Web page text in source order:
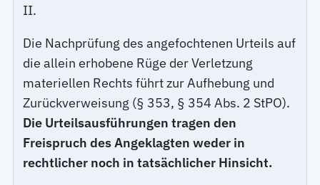
II.
Die Nachprüfung des angefochtenen Urteils auf
die allein erhobene Rüge der Verletzung
materiellen Rechts führt zur Aufhebung und
Zurückverweisung (§ 353, § 354 Abs. 2 StPO).
Die Urteilsausführungen tragen den
Freispruch des Angeklagten weder in
rechtlicher noch in tatsächlicher Hinsicht.